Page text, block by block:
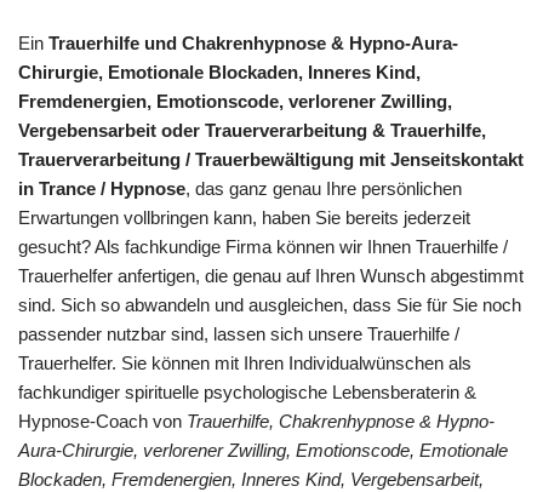
Ein Trauerhilfe und Chakrenhypnose & Hypno-Aura-
Chirurgie, Emotionale Blockaden, Inneres Kind,
Fremdenergien, Emotionscode, verlorener Zwilling,
Vergebensarbeit oder Trauerverarbeitung & Trauerhilfe,
Trauerverarbeitung / Trauerbewältigung mit Jenseitskontakt
in Trance / Hypnose, das ganz genau Ihre persönlichen
Erwartungen vollbringen kann, haben Sie bereits jederzeit
gesucht? Als fachkundige Firma können wir Ihnen Trauerhilfe /
Trauerhelfer anfertigen, die genau auf Ihren Wunsch abgestimmt
sind. Sich so abwandeln und ausgleichen, dass Sie für Sie noch
passender nutzbar sind, lassen sich unsere Trauerhilfe /
Trauerhelfer. Sie können mit Ihren Individualwünschen als
fachkundiger spirituelle psychologische Lebensberaterin &
Hypnose-Coach von Trauerhilfe, Chakrenhypnose & Hypno-
Aura-Chirurgie, verlorener Zwilling, Emotionscode, Emotionale
Blockaden, Fremdenergien, Inneres Kind, Vergebensarbeit,